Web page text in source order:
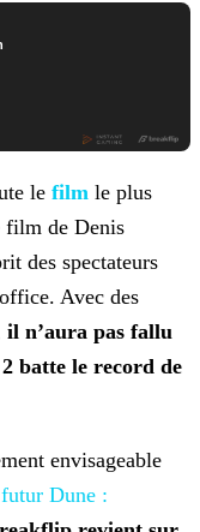
le film le plus
film de Denis
des spectateurs
Avec des
il n’aura pas fallu
2 batte le record de
envisageable
Dune :